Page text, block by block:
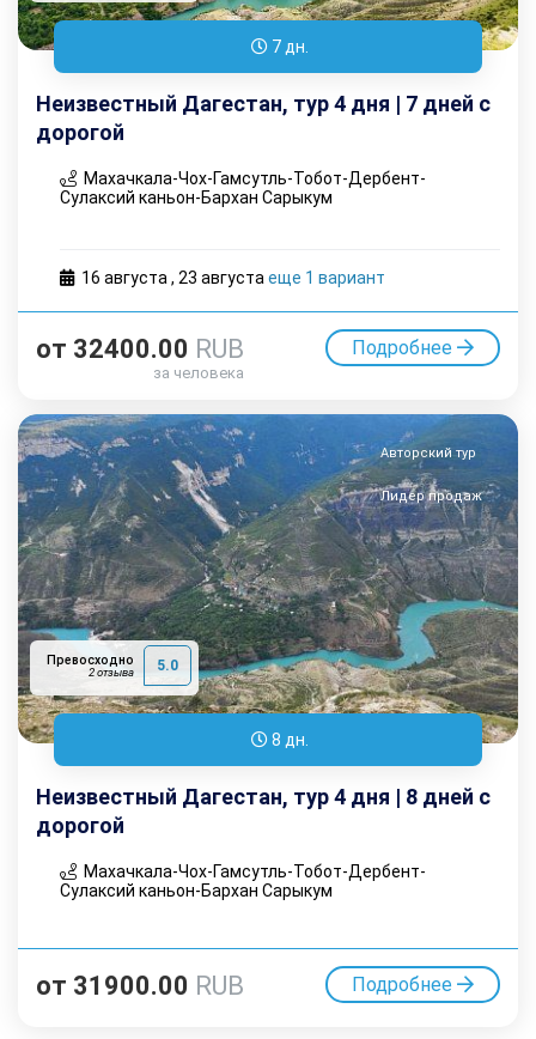
7 дн.
Неизвестный Дагестан, тур 4 дня | 7 дней с
дорогой
Махачкала-Чох-Гамсутль-Тобот-Дербент-
Сулаксий каньон-Бархан Сарыкум
16 августа , 23 августа еще 1 вариант
от 32400.00 RUB
за человека
Подробнее
Превосходно
2 отзыва 5.0
Авторский тур
Лидер продаж
8 дн.
Неизвестный Дагестан, тур 4 дня | 8 дней с
дорогой
Махачкала-Чох-Гамсутль-Тобот-Дербент-
Сулаксий каньон-Бархан Сарыкум
от 31900.00 RUB Подробнее